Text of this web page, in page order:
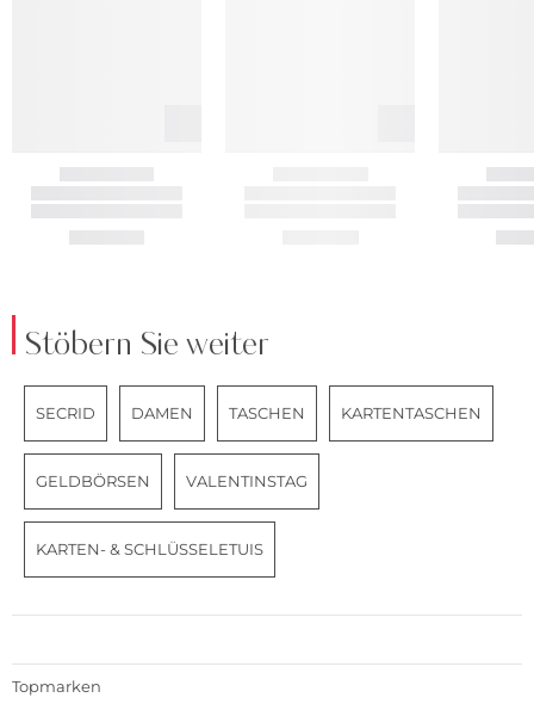
Stöbern Sie weiter
SECRID DAMEN TASCHEN KARTENTASCHEN
GELDBÖRSEN VALENTINSTAG
KARTEN- & SCHLÜSSELETUIS
Topmarken